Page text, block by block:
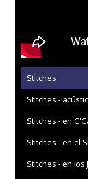
Stitches
Stitches -
Stitches - en
Stitches - en el
Stitches - en los